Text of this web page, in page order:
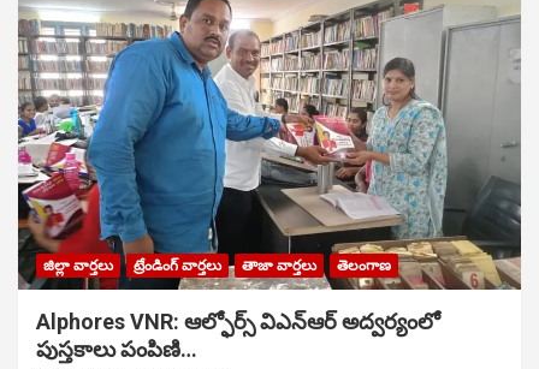
జిల్లా వార్తలు ట్రేండింగ్ వార్తలు తాజా వార్తలు తెలంగాణ
Alphores VNR: ఆల్ఫోర్స్ విఎన్ఆర్ అద్వర్యంలో
పుస్తకాలు పంపిణి…